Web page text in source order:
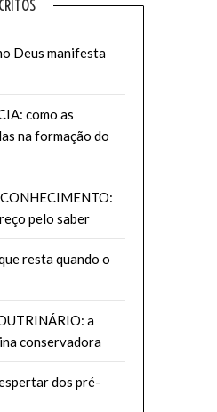
Deus manifesta
como as
na formação do
pelo saber
resta quando o
a
conservadora
dos pré-